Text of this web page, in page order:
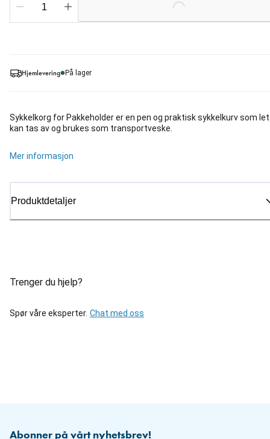
Hjemlevering På lager
Sykkelkorg for Pakkeholder er en pen og praktisk sykkelkurv som
kan tas av og brukes som transportveske.
Mer informasjon
Produktdetaljer
Trenger du hjelp?
Spør våre eksperter. Chat med oss
Loading...
Abonner på vårt nyhetsbrev!